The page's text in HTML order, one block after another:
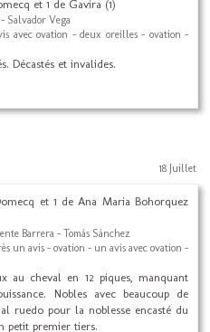
et 1 de Gavira (1)
Salvador Vega
avec ovation - deux oreilles - ovation -
Décastés et invalides.
18 Juillet
et 1 de Ana Maria Bohorquez
Barrera - Tomás Sánchez
un avis - ovation - un avis avec ovation -
au cheval en 12 piques, manquant
Nobles avec beaucoup de
ruedo pour la noblesse encasté du
petit premier tiers.